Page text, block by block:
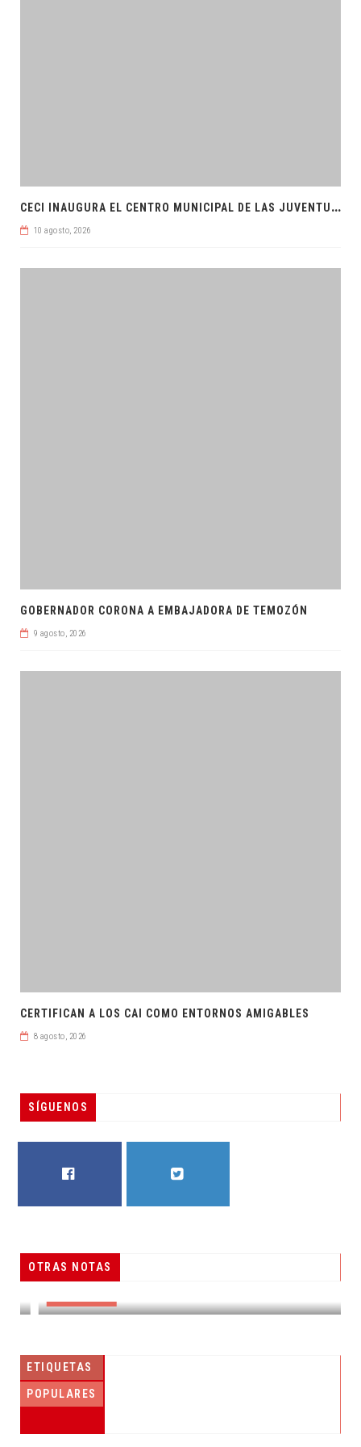
C
ECI INAUGURA EL CENTRO MUNICIPAL DE LAS JUVENTUDES
10 agosto, 2026
GOBERNADOR CORONA A EMBAJADORA DE TEMOZÓN
9 agosto, 2026
CERTIFICAN A LOS CAI COMO ENTORNOS AMIGABLES
8 agosto, 2026
SÍGUENOS
OTRAS NOTAS
RESUELVEN DOS CASOS DE ENGAÑO TELEFÓNICO
ETIQUETAS
POPULARES